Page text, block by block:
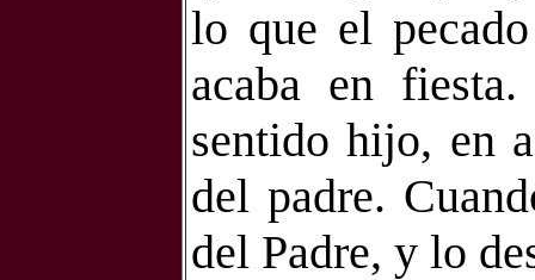
lo que el
acaba en
sentido hijo, en
del padre.
del Padre, y lo